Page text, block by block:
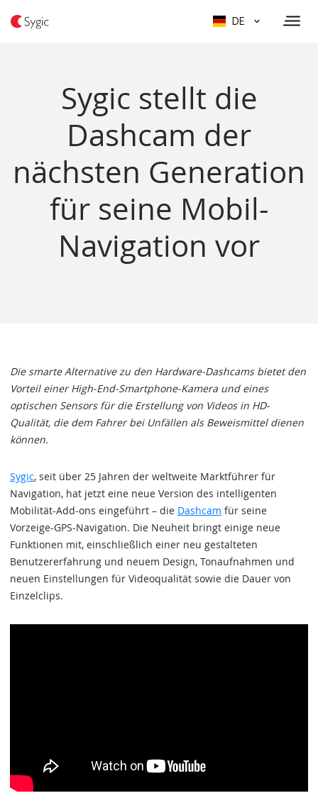
DE
Sygic stellt die
Dashcam der
nächsten Generation
für seine Mobil-
Navigation vor
Die smarte Alternative zu den Hardware-Dashcams bietet den
Vorteil einer High-End-Smartphone-Kamera und eines
optischen Sensors für die Erstellung von Videos in HD-
Qualität, die dem Fahrer bei Unfällen als Beweismittel dienen
können.
Sygic, seit über 25 Jahren der weltweite Marktführer für
Navigation, hat jetzt eine neue Version des intelligenten
Mobilität-Add-ons eingeführt – die Dashcam für seine
Vorzeige-GPS-Navigation. Die Neuheit bringt einige neue
Funktionen mit, einschließlich einer neu gestalteten
Benutzererfahrung und neuem Design, Tonaufnahmen und
neuen Einstellungen für Videoqualität sowie die Dauer von
Einzelclips.